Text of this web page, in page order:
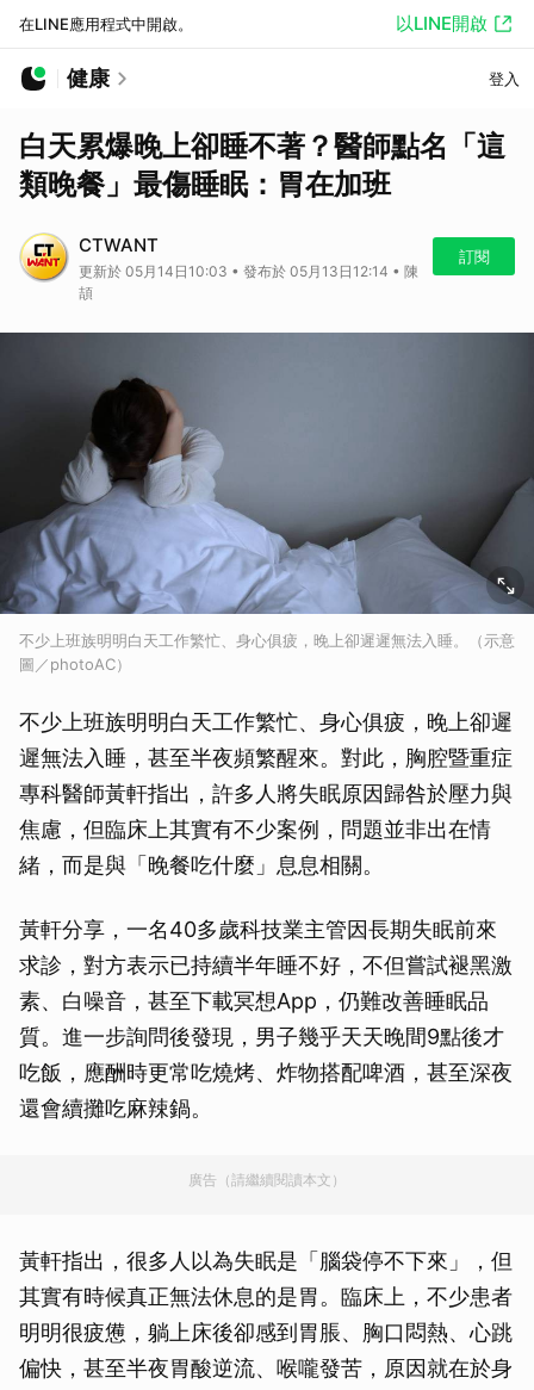
在LINE應用程式中開啟。 以LINE開啟
健康 登入
白天累爆晚上卻睡不著？醫師點名「這
類晚餐」最傷睡眠：胃在加班
CTWANT
更新於 05月14日10:03 • 發布於 05月13日12:14 • 陳
頡
訂閱
不少上班族明明白天工作繁忙、身心俱疲，晚上卻遲遲無法入睡。（示意
圖／photoAC）
不少上班族明明白天工作繁忙、身心俱疲，晚上卻遲
遲無法入睡，甚至半夜頻繁醒來。對此，胸腔暨重症
專科醫師黃軒指出，許多人將失眠原因歸咎於壓力與
焦慮，但臨床上其實有不少案例，問題並非出在情
緒，而是與「晚餐吃什麼」息息相關。
黃軒分享，一名40多歲科技業主管因長期失眠前來
求診，對方表示已持續半年睡不好，不但嘗試褪黑激
素、白噪音，甚至下載冥想App，仍難改善睡眠品
質。進一步詢問後發現，男子幾乎天天晚間9點後才
吃飯，應酬時更常吃燒烤、炸物搭配啤酒，甚至深夜
還會續攤吃麻辣鍋。
廣告（請繼續閱讀本文）
黃軒指出，很多人以為失眠是「腦袋停不下來」，但
其實有時候真正無法休息的是胃。臨床上，不少患者
明明很疲憊，躺上床後卻感到胃脹、胸口悶熱、心跳
偏快，甚至半夜胃酸逆流、喉嚨發苦，原因就在於身